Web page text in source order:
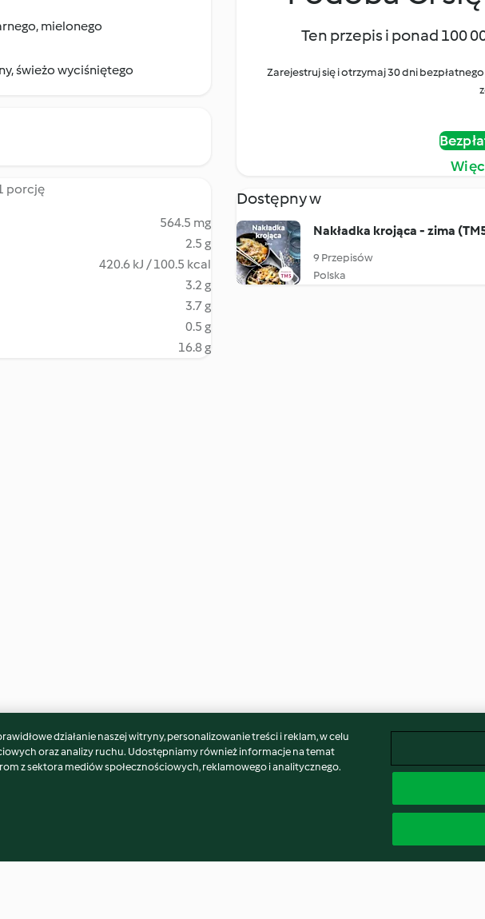
mielonego
świeżo wyciśniętego
porcję
564.5 mg
2.5 g
420.6 kJ / 100.5 kcal
3.2 g
3.7 g
0.5 g
16.8 g
Ten przepis i ponad 100
Zarejestruj się i otrzymaj 30 dni
Dostępny w
Nakładka krojąca - zima
9 Przepisów
Polska
również...działanie naszej witryny, personalizowanie treści i reklam, w celu
oraz analizy ruchu. Udostępniamy również informacje na temat
z sektora mediów społecznościowych, reklamowego i analitycznego.